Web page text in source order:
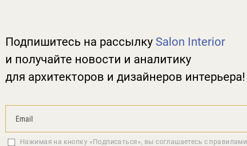
Подпишитесь на рассылку Salon Interior
и получайте новости и аналитику
для архитекторов и дизайнеров интерьера!
Нажимая на кнопку «Подписаться», вы соглашаетеcь с правилами